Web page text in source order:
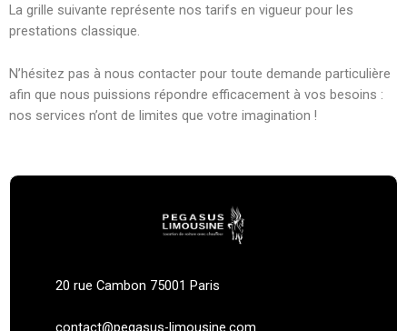
La grille suivante représente nos tarifs en vigueur pour les
prestations classique.
N’hésitez pas à nous contacter pour toute demande particulière
afin que nous puissions répondre efficacement à vos besoins :
nos services n’ont de limites que votre imagination !
20 rue Cambon 75001 Paris
contact@pegasus-limousine.com